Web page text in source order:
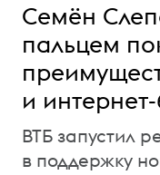
Семён
пальцем
и
ВТБ запустил
в поддержку